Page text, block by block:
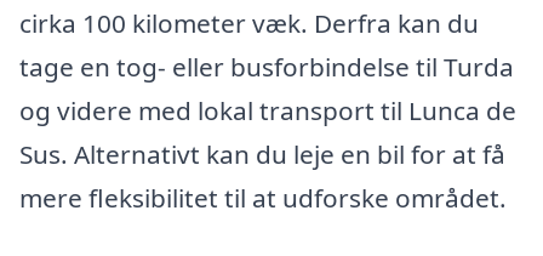
cirka 100 kilometer væk. Derfra kan du
tage en tog- eller busforbindelse til Turda
og videre med lokal transport til Lunca de
Sus. Alternativt kan du leje en bil for at få
mere fleksibilitet til at udforske området.